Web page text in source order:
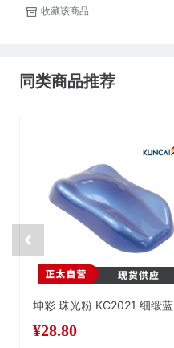
收藏该商品
同类商品推荐
坤彩 珠光粉 KC2021 细缎蓝
¥28.80